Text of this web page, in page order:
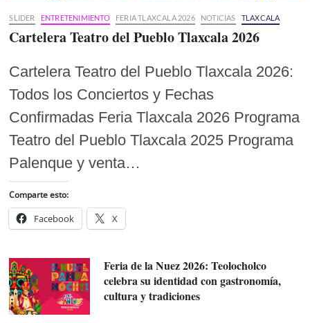
SLIDER ENTRETENIMIENTO FERIA TLAXCALA 2026 NOTICIAS TLAXCALA
Cartelera Teatro del Pueblo Tlaxcala 2026
Cartelera Teatro del Pueblo Tlaxcala 2026:
Todos los Conciertos y Fechas
Confirmadas Feria Tlaxcala 2026 Programa
Teatro del Pueblo Tlaxcala 2025 Programa
Palenque y venta…
Comparte esto:
Facebook X
Feria de la Nuez 2026: Teolocholco
celebra su identidad con gastronomía,
cultura y tradiciones